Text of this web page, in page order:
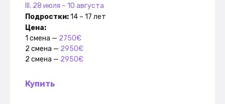
III. 28 июля – 10 августа
Подростки:14 – 17 лет
Цена:
1 смена — 2750€
2 смена — 2950€
2 смена — 2950€
Купить